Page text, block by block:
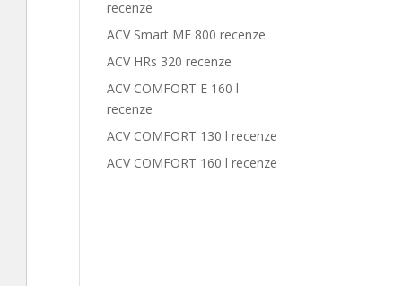
recenze
ACV Smart ME 800 recenze
ACV HRs 320 recenze
ACV COMFORT E 160 l
recenze
ACV COMFORT 130 l recenze
ACV COMFORT 160 l recenze